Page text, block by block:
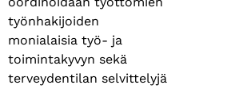
työnhakijoiden
monialaisia työ- ja
toimintakyvyn sekä
terveydentilan selvittelyjä